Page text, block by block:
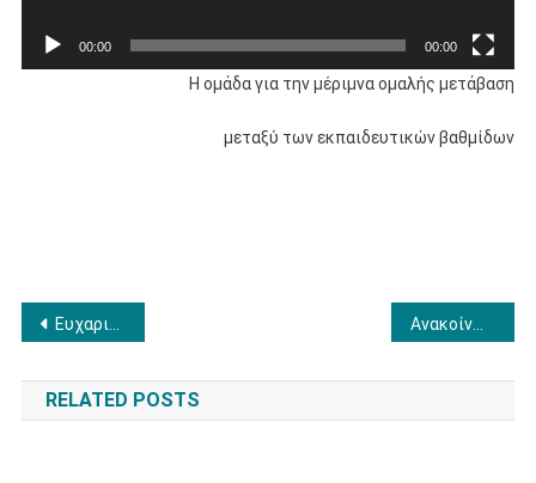
00:00 00:00
Η ομάδα για την μέριμνα ομαλής μετάβαση
μεταξύ των εκπαιδευτικών βαθμίδων
Πλοήγηση
άρθρων
Ευχαριστήριο για το ΕΚΑΒ Κοζανης Ανακοίνωση κατοχύρωσης εκδρομής Αθήνα
RELATED POSTS